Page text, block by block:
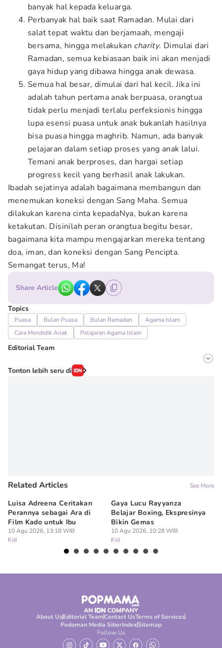
banyak hal kepada keluarga.
Perbanyak hal baik saat Ramadan. Mulai dari
salat tepat waktu dan berjamaah, mengaji
bersama, hingga melakukan charity. Dimulai dari
Ramadan, semua kebiasaan baik ini akan menjadi
gaya hidup yang dibawa hingga anak dewasa.
Semua hal besar, dimulai dari hal kecil. Jika ini
adalah tahun pertama anak berpuasa, orangtua
tidak perlu menjadi terlalu perfeksionis hingga
lupa esensi puasa untuk anak bukanlah hasilnya
bisa puasa hingga maghrib. Namun, ada banyak
pelajaran dalam setiap proses yang anak lalui.
Temani anak berproses, dan hargai setiap
progress kecil yang berhasil anak lakukan.
Ibadah sejatinya adalah bagaimana membangun dan
menemukan koneksi dengan Sang Maha. Semua
dilakukan karena cinta kepadaNya, bukan karena
ketakutan. Disinilah peran orangtua begitu besar,
bagaimana kita mampu mengajarkan mereka tentang
doa, iman, dan koneksi dengan Sang Pencipta.
Semangat terus, Ma!
Share Article
Topics
Puasa Bulan Puasa Bulan Ramadan
Agama Islam
Cara Mendidik Anak
Pelajaran Agama Islam
Editorial Team
Editor
Tonton lebih seru di
Related Articles See More
Luisa Adreena Ceritakan
Perannya sebagai Ara di
Film Kado untuk Ibu
10 Agu 2026, 13:18 WIB
Kid
Gaya Lucu Rayyanza
Belajar Boxing, Ekspresinya
Bikin Gemas
10 Agu 2026, 10:28 WIB
Kid
About UsEditorial TeamContact UsTerms of Services
Pedoman Media SiberIndexSitemap
Follow Us